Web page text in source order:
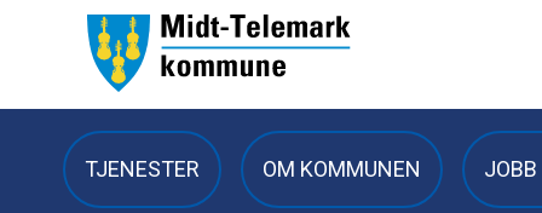
Midt-
Telemark
kommune
TJENESTER OM KOMMUNEN JOBB